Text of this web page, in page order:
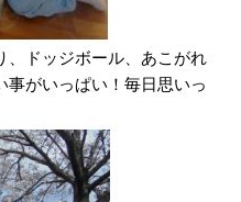
、ドッジボール、あこがれ
事がいっぱい！毎日思いっ